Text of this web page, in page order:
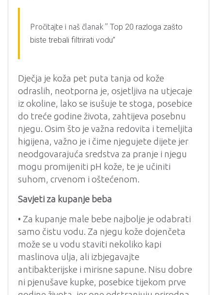
Pročitajte i naš članak ”Top 20 razloga zašto
biste trebali filtrirati vodu”
Dječja je koža pet puta tanja od kože
odraslih, neotporna je, osjetljiva na utjecaje
iz okoline, lako se isušuje te stoga, posebice
do treće godine života, zahtijeva posebnu
njegu. Osim što je važna redovita i temeljita
higijena, važno je i čime njegujete dijete jer
neodgovarajuća sredstva za pranje i njegu
mogu promijeniti pH kože, te je učiniti
suhom, crvenom i oštećenom.
Savjeti za kupanje beba
• Za kupanje male bebe najbolje je odabrati
samo čistu vodu. Za njegu kože dojenčeta
može se u vodu staviti nekoliko kapi
maslinova ulja, ali izbjegavajte
antibakterijske i mirisne sapune. Nisu dobre
ni pjenušave kupke, posebice tijekom prve